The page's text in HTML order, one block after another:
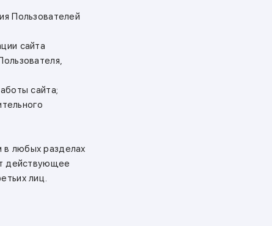
Пользователей
сайта
сайта;
любых разделах
действующее
лиц.